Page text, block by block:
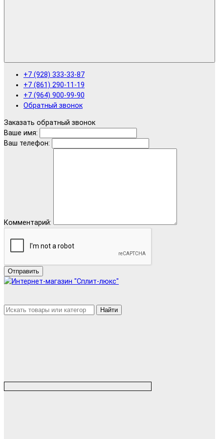
+7 (928) 333-33-87
+7 (861) 290-11-19
+7 (964) 900-99-90
Обратный звонок
Заказать обратный звонок
Ваше имя:
Ваш телефон:
Комментарий:
Отправить
Найти